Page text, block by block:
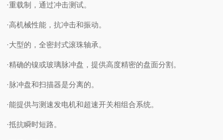
·重载制，通过冲击测试。
·高机械性能，抗冲击和振动。
·大型的，全密封式滚珠轴承。
·精确的镍或玻璃脉冲盘，提供高度精密的盘面分割。
·脉冲盘和扫描器是分离的。
·能提供与测速发电机和超速开关相组合系统。
·抵抗瞬时短路。